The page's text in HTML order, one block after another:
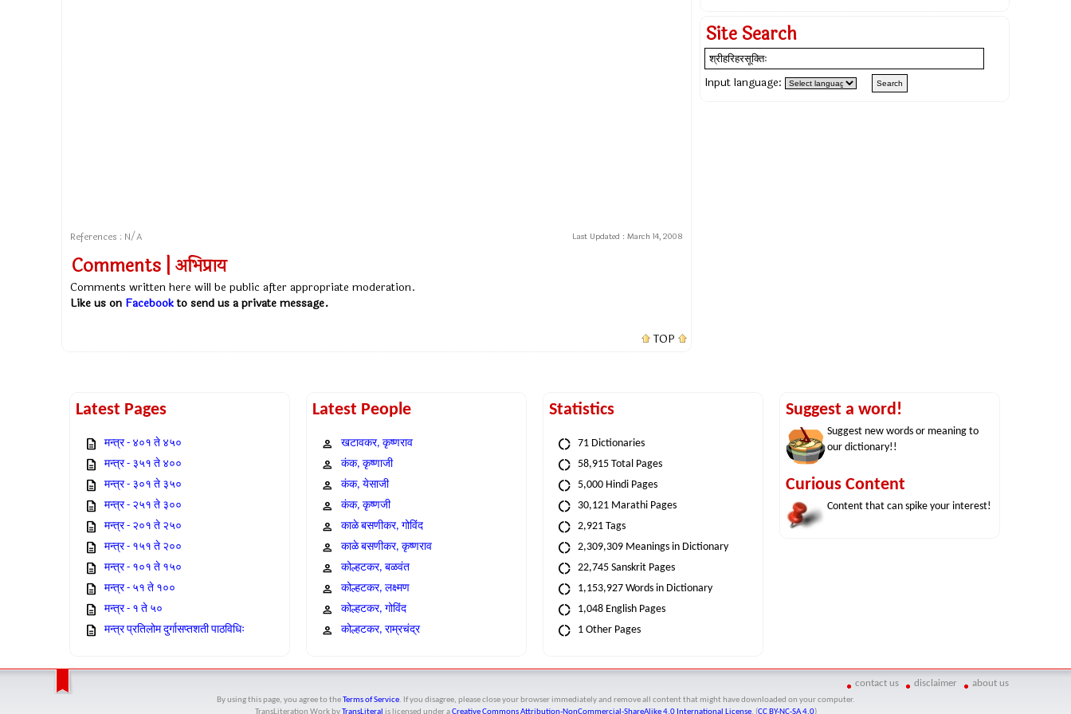
References : N/A Last Updated : March 14, 2008
Comments | अभिप्राय
Comments written here will be public after appropriate moderation.
Like us on Facebookto send us a private message.
TOP
Site Search
Input language:
Latest Pages
मन्त्र - ४०१ ते ४५०
मन्त्र - ३५१ ते ४००
मन्त्र - ३०१ ते ३५०
मन्त्र - २५१ ते ३००
मन्त्र - २०१ ते २५०
मन्त्र - १५१ ते २००
मन्त्र - १०१ ते १५०
मन्त्र - ५१ ते १००
मन्त्र - १ ते ५०
मन्त्र प्रतिलोम दुर्गासप्तशती पाठविधिः
Latest People
खटावकर, कृष्णराव
कंक, कृष्णाजी
कंक, येसाजी
कंक, कृष्णजी
काळे बसणीकर, गोविंद
काळे बसणीकर, कृष्णराव
कोल्हटकर, बळवंत
कोल्हटकर, लक्ष्मण
कोल्हटकर, गोविंद
कोल्हटकर, राम्रचंद्र
Statistics
71 Dictionaries
58,915 Total Pages
5,000 Hindi Pages
30,121 Marathi Pages
2,921 Tags
2,309,309 Meanings in Dictionary
22,745 Sanskrit Pages
1,153,927 Words in Dictionary
1,048 English Pages
1 Other Pages
Suggest a word!
Suggest new words or meaning to
our dictionary!!
Curious Content
Content that can spike your interest!
contact us disclaimer about us
By using this page, you agree to the Terms of Service. If you disagree, please close your browser immediately and remove all content that might have downloaded on your computer.